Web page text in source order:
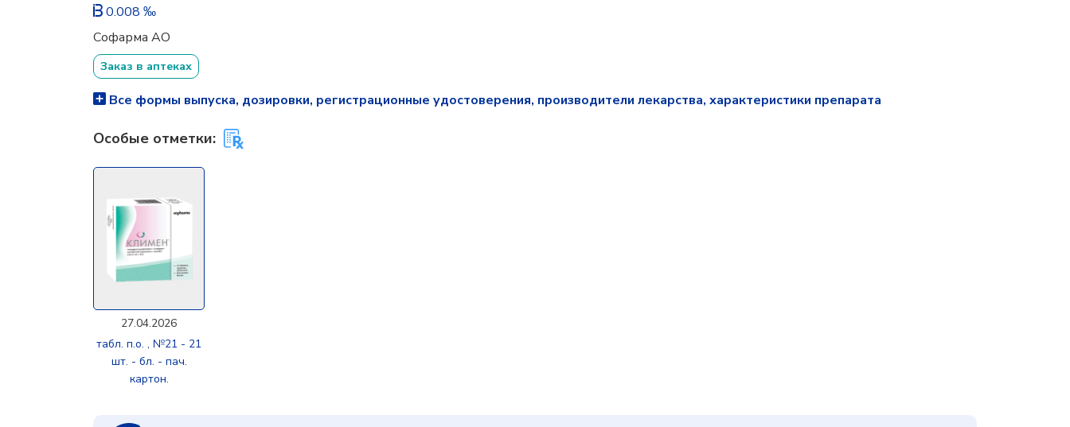
0.008 ‰
Софарма АО
Заказ в аптеках
Все формы выпуска, дозировки, регистрационные удостоверения, производители лекарства, характеристики препарата
Особые отметки:
27.04.2026
табл. п.о. , №21 - 21
шт. - бл. - пач.
картон.